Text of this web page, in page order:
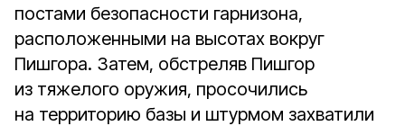
постами безопасности гарнизона,
расположенными на высотах вокруг
Пишгора. Затем, обстреляв Пишгор
из тяжелого оружия, просочились
на территорию базы и штурмом захватили